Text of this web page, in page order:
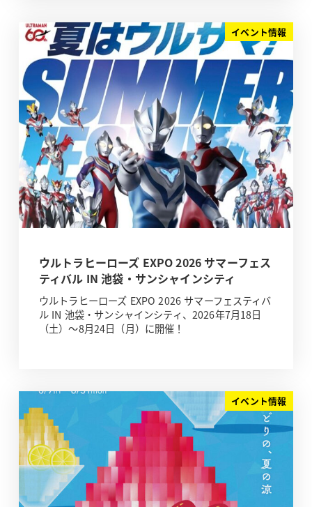
イベント情報
ウルトラヒーローズ EXPO 2026 サマーフェス
ティバル IN 池袋・サンシャインシティ
ウルトラヒーローズ EXPO 2026 サマーフェスティバ
ル IN 池袋・サンシャインシティ、2026年7月18日
（土）～8月24日（月）に開催！
イベント情報